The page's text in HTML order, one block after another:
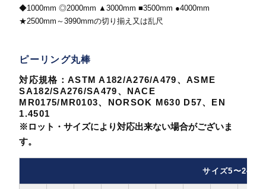
◆1000mm ◎2000mm ▲3000mm ■3500mm ●4000mm
★2500mm～3990mmの切り揃え又は乱尺
ピーリング丸棒
対応規格：ASTM A182/A276/A479、ASME
SA182/SA276/SA479、NACE
MR0175/MR0103、NORSOK M630 D57、EN
1.4501
※ロット・サイズにより対応出来ない場合がございま
す。
サイズ5〜24